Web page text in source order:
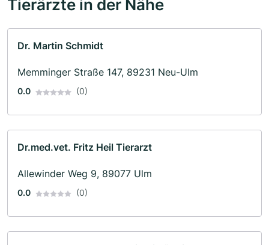
Tierärzte in der Nähe
Dr. Martin Schmidt
Memminger Straße 147, 89231 Neu-Ulm
0.0 (0)
Dr.med.vet. Fritz Heil Tierarzt
Allewinder Weg 9, 89077 Ulm
0.0 (0)